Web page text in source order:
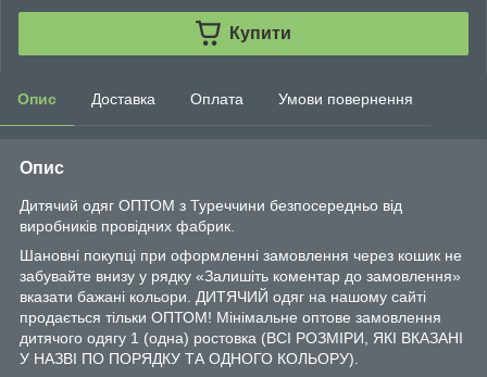
Купити
Опис Доставка Оплата Умови повернення
Опис
Дитячий одяг ОПТОМ з Туреччини безпосередньо від
виробників провідних фабрик.
Шановні покупці при оформленні замовлення через кошик не
забувайте внизу у рядку «Залишіть коментар до замовлення»
вказати бажані кольори. ДИТЯЧИЙ одяг на нашому сайті
продається тільки ОПТОМ! Мінімальне оптове замовлення
дитячого одягу 1 (одна) ростовка (ВСІ РОЗМІРИ, ЯКІ ВКАЗАНІ
У НАЗВІ ПО ПОРЯДКУ ТА ОДНОГО КОЛЬОРУ).